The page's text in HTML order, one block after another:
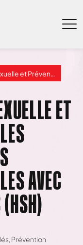
relations sexuelles avec d’autres hommes (HSH)
ET
AVEC
, Prévention